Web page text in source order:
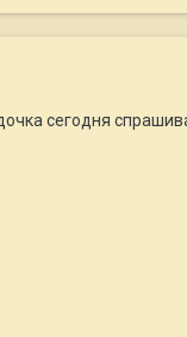
сегодня